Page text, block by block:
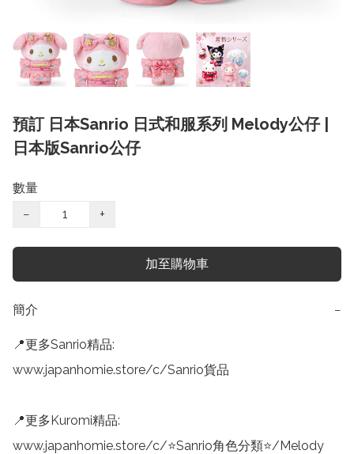
預訂 日本Sanrio 日式和服系列 Melody公仔 |
日本版Sanrio公仔
數量
−
+
加至購物車
簡介 −
📍更多Sanrio精品:
www.japanhomie.store/c/Sanrio貨品
📍更多Kuromi精品:
www.japanhomie.store/c/⭐Sanrio角色分類⭐/Melody